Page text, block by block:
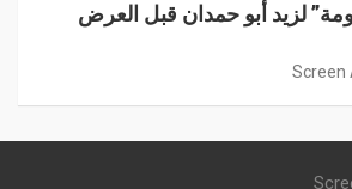
لزيد أبو حمدان قبل العرض
Screen